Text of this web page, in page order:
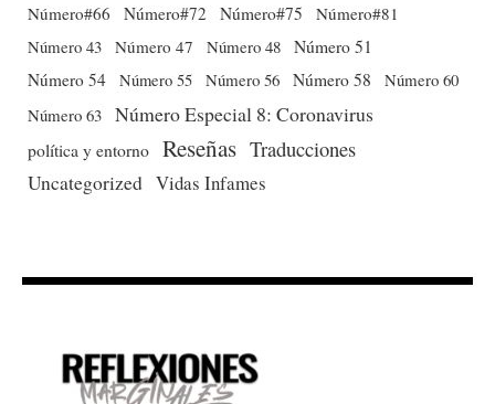
Número#66
Número#72 Número#75
Número#81
Número 43 Número 47 Número 48 Número 51
Número 54 Número 55 Número 56 Número 58
Número 60
Número 63 Número Especial 8: Coronavirus
política y entorno Reseñas Traducciones
Uncategorized Vidas Infames